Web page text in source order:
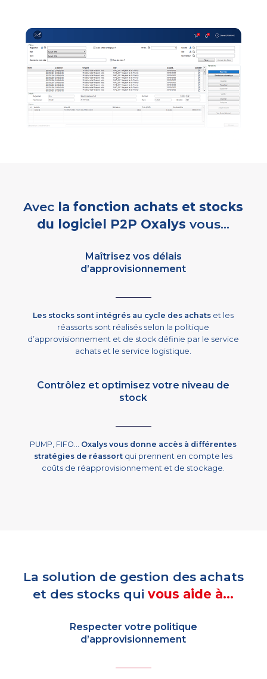
Avec la fonction achats et stocks
du logiciel P2P Oxalys vous…
Maîtrisez vos délais
d’approvisionnement
Les stocks sont intégrés au cycle des achats et les
réassorts sont réalisés selon la politique
d’approvisionnement et de stock définie par le service
achats et le service logistique.
Contrôlez et optimisez votre niveau de
stock
PUMP, FIFO… Oxalys vous donne accès à différentes
stratégies de réassort qui prennent en compte les
coûts de réapprovisionnement et de stockage.
La solution de gestion des achats
et des stocks quivous aide à…
Respecter votre politique
d’approvisionnement